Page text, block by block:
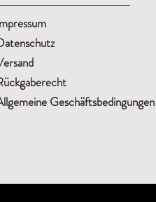
Geschäftsbedingungen